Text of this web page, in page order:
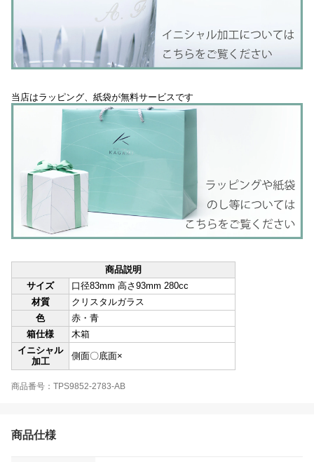
当店はラッピング、紙袋が無料サービスです
商品説明
サイズ
口径83mm 高さ93mm 280cc
材質
クリスタルガラス
色
赤・青
箱仕様
木箱
イニシャル
加工
側面〇底面×
商品番号：TPS9852-2783-AB
商品仕様